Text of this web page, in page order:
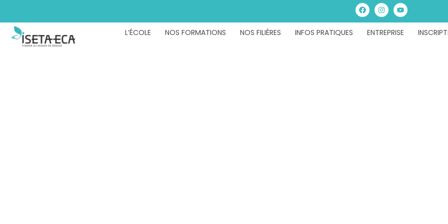
L’ÉCOLE NOS FORMATIONS NOS FILIÈRES INFOS PRATIQUES ENTREPRISE